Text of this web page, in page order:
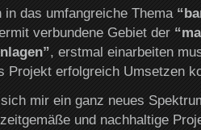
das umfangreiche Thema
verbundene Gebiet der
, erstmal einarbeiten
Projekt erfolgreich Umsetzen
mir ein ganz neues
und nachhaltige